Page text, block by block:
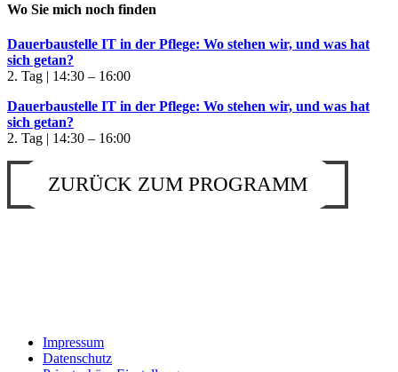
Wo Sie mich noch finden
Dauerbaustelle IT in der Pflege: Wo stehen wir, und was hat
sich getan?
2. Tag | 14:30 – 16:00
Dauerbaustelle IT in der Pflege: Wo stehen wir, und was hat
sich getan?
2. Tag | 14:30 – 16:00
ZURÜCK ZUM PROGRAMM
Impressum
Datenschutz